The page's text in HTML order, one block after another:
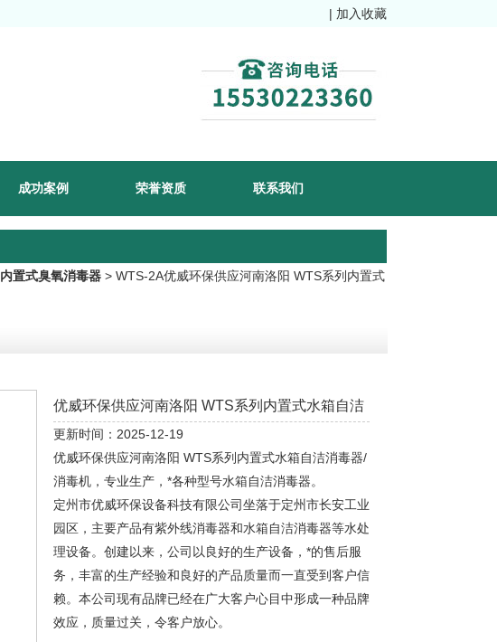
| 加入收藏
成功案例 荣誉资质 联系我们
内置式臭氧消毒器 > WTS-2A优威环保供应河南洛阳 WTS系列内置式
优威环保供应河南洛阳 WTS系列内置式水箱自洁
消毒器/消毒机
更新时间：2025-12-19
优威环保供应河南洛阳 WTS系列内置式水箱自洁消毒器/
消毒机，专业生产，*各种型号水箱自洁消毒器。
定州市优威环保设备科技有限公司坐落于定州市长安工业
园区，主要产品有紫外线消毒器和水箱自洁消毒器等水处
理设备。创建以来，公司以良好的生产设备，*的售后服
务，丰富的生产经验和良好的产品质量而一直受到客户信
赖。本公司现有品牌已经在广大客户心目中形成一种品牌
效应，质量过关，令客户放心。